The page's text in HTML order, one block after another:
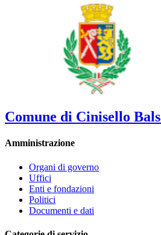
Comune di Cinisello
Amministrazione
Organi di governo
Uffici
Enti e fondazioni
Politici
Documenti e dati